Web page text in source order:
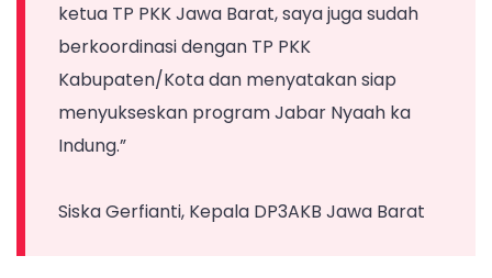
ketua TP PKK Jawa Barat, saya juga sudah
berkoordinasi dengan TP PKK
Kabupaten/Kota dan menyatakan siap
menyukseskan program Jabar Nyaah ka
Indung.”
Siska Gerfianti, Kepala DP3AKB Jawa Barat